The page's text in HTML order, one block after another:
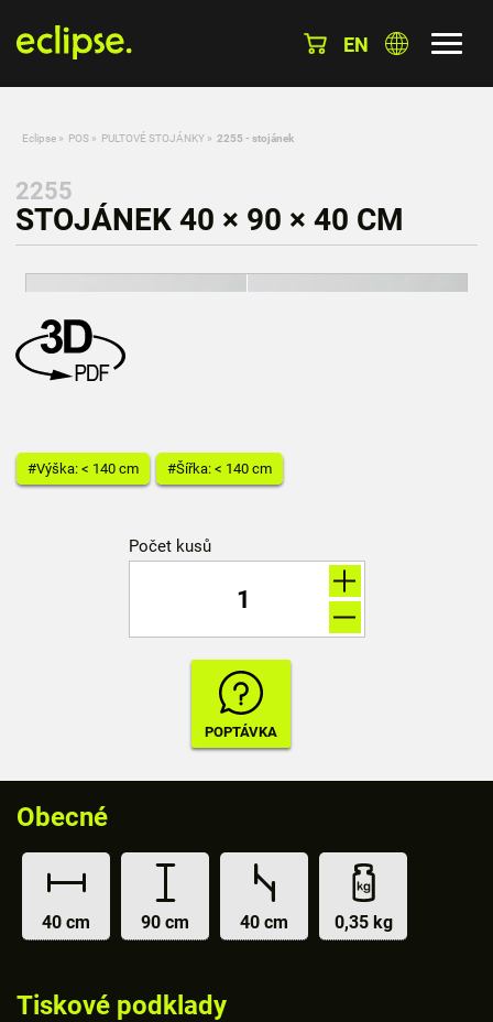
EN
Eclipse » POS » PULTOVÉ STOJÁNKY » 2255 - stojánek
2255
STOJÁNEK 40 × 90 × 40 CM
#Výška: < 140 cm #Šířka: < 140 cm
Počet kusů
Obecné
40 cm 90 cm 40 cm 0,35 kg
Tiskové podklady